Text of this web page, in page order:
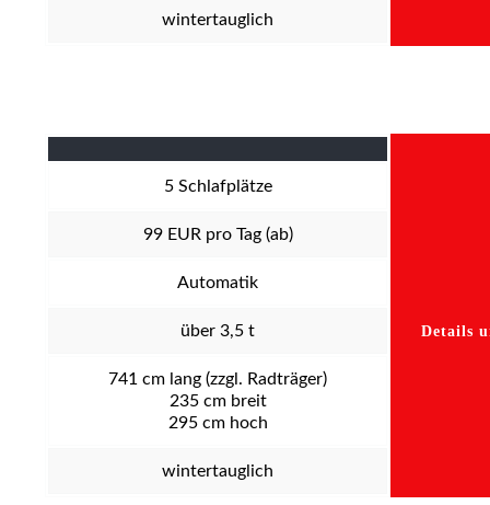
wintertauglich
5Schlafplätze
99EUR pro Tag (ab)
Automatik
über 3,5 t
741 cm lang (zzgl. Radträger)
235cm breit
295cm hoch
wintertauglich
Details